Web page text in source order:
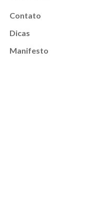
Contato
Dicas
Manifesto